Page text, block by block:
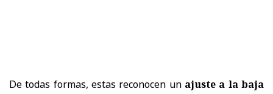
De todas formas, estas reconocen un ajuste a la baja